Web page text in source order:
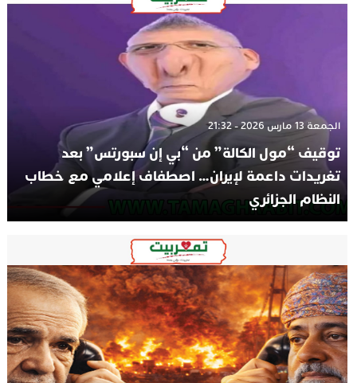
الجمعة 13 مارس 2026 - 21:32
توقيف “مول الكالة” من “بي إن سبورتس” بعد
تغريدات داعمة لإيران… اصطفاف إعلامي مع خطاب
النظام الجزائري